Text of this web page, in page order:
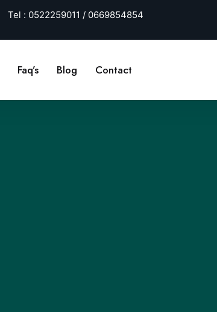
Tel : 0522259011 / 0669854854
Faq’s Blog Contact